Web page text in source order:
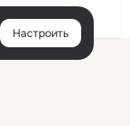
Настроить